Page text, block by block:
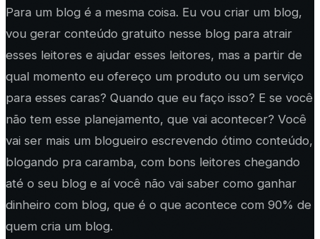
Para um blog é a mesma coisa. Eu vou criar um blog,
vou gerar conteúdo gratuito nesse blog para atrair
esses leitores e ajudar esses leitores, mas a partir de
qual momento eu ofereço um produto ou um serviço
para esses caras? Quando que eu faço isso? E se você
não tem esse planejamento, que vai acontecer? Você
vai ser mais um blogueiro escrevendo ótimo conteúdo,
blogando pra caramba, com bons leitores chegando
até o seu blog e aí você não vai saber como ganhar
dinheiro com blog, que é o que acontece com 90% de
quem cria um blog.